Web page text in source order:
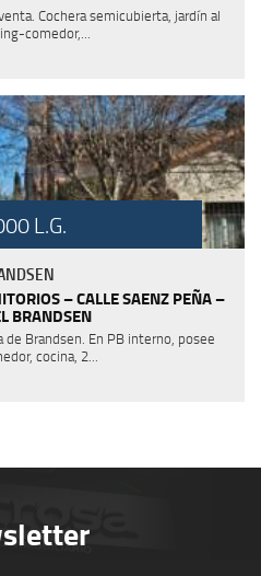
Cochera semicubierta, jardín al
comedor,...
L.G.
– CALLE SAENZ PEÑA –
BRANDSEN
de Brandsen. En PB interno, posee
cocina, 2...